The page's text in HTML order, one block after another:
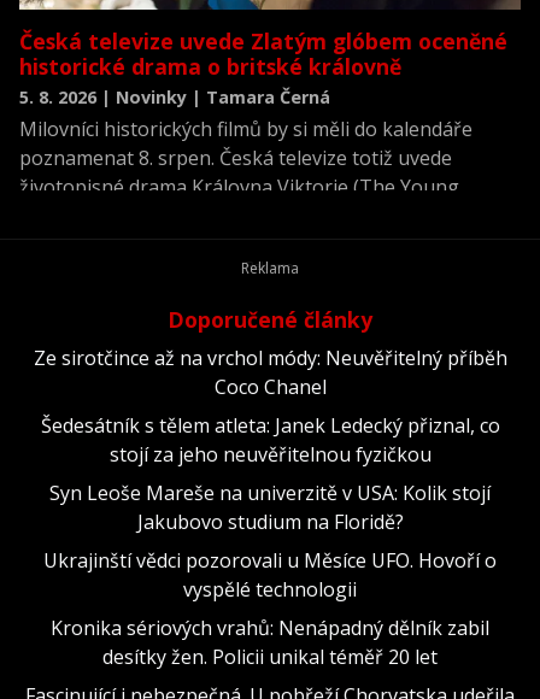
Česká televize uvede Zlatým glóbem oceněné
historické drama o britské královně
5. 8. 2026 | Novinky | Tamara Černá
Milovníci historických filmů by si měli do kalendáře
poznamenat 8. srpen. Česká televize totiž uvede
životopisné drama Královna Viktorie (The Young
Doporučené články
Ze sirotčince až na vrchol módy: Neuvěřitelný příběh
Coco Chanel
Šedesátník s tělem atleta: Janek Ledecký přiznal, co
stojí za jeho neuvěřitelnou fyzičkou
Syn Leoše Mareše na univerzitě v USA: Kolik stojí
Jakubovo studium na Floridě?
Ukrajinští vědci pozorovali u Měsíce UFO. Hovoří o
vyspělé technologii
Kronika sériových vrahů: Nenápadný dělník zabil
desítky žen. Policii unikal téměř 20 let